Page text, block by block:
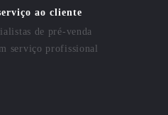
ao cliente
de pré-venda
serviço profissional